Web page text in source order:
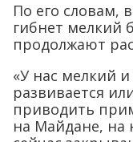
По его словам,
гибнет мелкий
продолжают
«У нас мелкий
развивается
приводить
на Майдане, на